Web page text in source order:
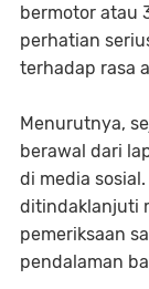
bermotor atau
perhatian
terhadap rasa
Menurutnya,
berawal dari
di media
ditindaklanjuti
pemeriksaan
pendalaman